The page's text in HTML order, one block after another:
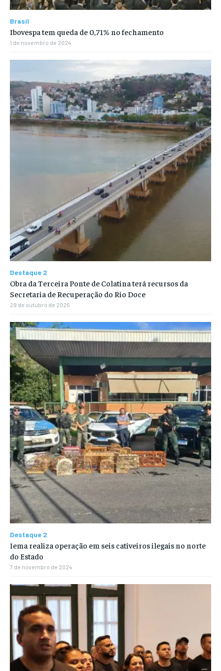
Brasil
Ibovespa tem queda de 0,71% no fechamento
1 de novembro de 2024
Destaque 2
Obra da Terceira Ponte de Colatina terá recursos da
Secretaria de Recuperação do Rio Doce
29 de outubro de 2025
Destaque 2
Iema realiza operação em seis cativeiros ilegais no norte
do Estado
7 de novembro de 2024